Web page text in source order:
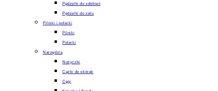
Pędzelki do zdobień
Pędzelki do żelu
Pilniki i polerki
Pilniki
Polerki
Narzędzia
Nożyczki
Cążki do skórek
Cęgi